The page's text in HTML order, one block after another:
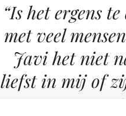
“Is het ergens
met veel
Javi het niet
liefst in mij of